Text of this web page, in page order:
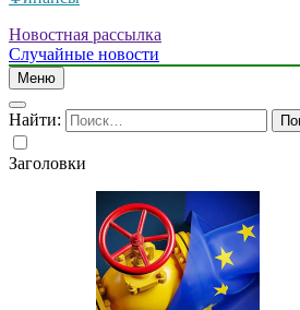
Новостная рассылка
Случайные новости
Меню
Найти:
Заголовки